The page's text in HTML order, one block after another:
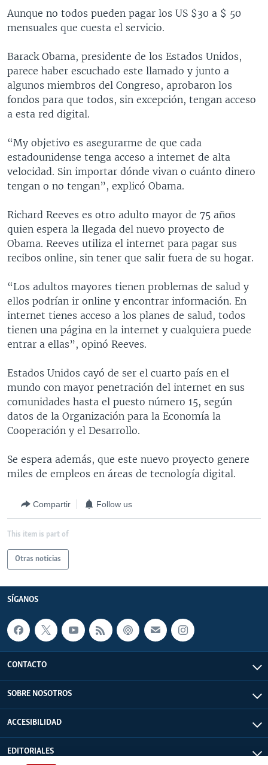
Aunque no todos pueden pagar los US $30 a $ 50
mensuales que cuesta el servicio.
Barack Obama, presidente de los Estados Unidos,
parece haber escuchado este llamado y junto a
algunos miembros del Congreso, aprobaron los
fondos para que todos, sin excepción, tengan acceso
a esta red digital.
“My objetivo es asegurarme de que cada
estadounidense tenga acceso a internet de alta
velocidad. Sin importar dónde vivan o cuánto dinero
tengan o no tengan”, explicó Obama.
Richard Reeves es otro adulto mayor de 75 años
quien espera la llegada del nuevo proyecto de
Obama. Reeves utiliza el internet para pagar sus
recibos online, sin tener que salir fuera de su hogar.
“Los adultos mayores tienen problemas de salud y
ellos podrían ir online y encontrar información. En
internet tienes acceso a los planes de salud, todos
tienen una página en la internet y cualquiera puede
entrar a ellas”, opinó Reeves.
Estados Unidos cayó de ser el cuarto país en el
mundo con mayor penetración del internet en sus
comunidades hasta el puesto número 15, según
datos de la Organización para la Economía la
Cooperación y el Desarrollo.
Se espera además, que este nuevo proyecto genere
miles de empleos en áreas de tecnología digital.
Compartir Follow us
This item is part of
Otras noticias
SÍGANOS
CONTACTO
SOBRE NOSOTROS
ACCESIBILIDAD
EDITORIALES